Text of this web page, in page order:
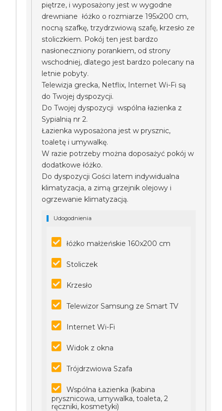
piętrze, i wyposażony jest w wygodne
drewniane łóżko o rozmiarze 195x200 cm,
nocną szafkę, trzydrzwiową szafę, krzesło ze
stoliczkiem. Pokój ten jest bardzo
nasłoneczniony porankiem, od strony
wschodniej, dlatego jest bardzo polecany na
letnie pobyty.
Telewizja grecka, Netflix, Internet Wi-Fi są
do Twojej dyspozycji.
Do Twojej dyspozycji wspólna łazienka z
Sypialnią nr 2.
Łazienka wyposażona jest w prysznic,
toaletę i umywalkę.
W razie potrzeby można doposażyć pokój w
dodatkowe łóżko.
Do dyspozycji Gości latem indywidualna
klimatyzacja, a zimą grzejnik olejowy i
ogrzewanie klimatyzacją.
Udogodnienia
łóżko małżeńskie 160x200 cm
Stoliczek
Krzesło
Telewizor Samsung ze Smart TV
Internet Wi-Fi
Widok z okna
Trójdrzwiowa Szafa
Wspólna Łazienka (kabina
prysznicowa, umywalka, toaleta, 2
ręczniki, kosmetyki)